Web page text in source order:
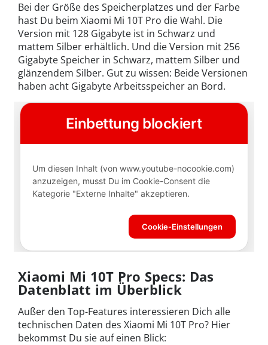
Bei der Größe des Speicherplatzes und der Farbe
hast Du beim Xiaomi Mi 10T Pro die Wahl. Die
Version mit 128 Gigabyte ist in Schwarz und
mattem Silber erhältlich. Und die Version mit 256
Gigabyte Speicher in Schwarz, mattem Silber und
glänzendem Silber. Gut zu wissen: Beide Versionen
haben acht Gigabyte Arbeitsspeicher an Bord.
Xiaomi Mi 10T Pro Specs: Das
Datenblatt im Überblick
Außer den Top-Features interessieren Dich alle
technischen Daten des Xiaomi Mi 10T Pro? Hier
bekommst Du sie auf einen Blick: